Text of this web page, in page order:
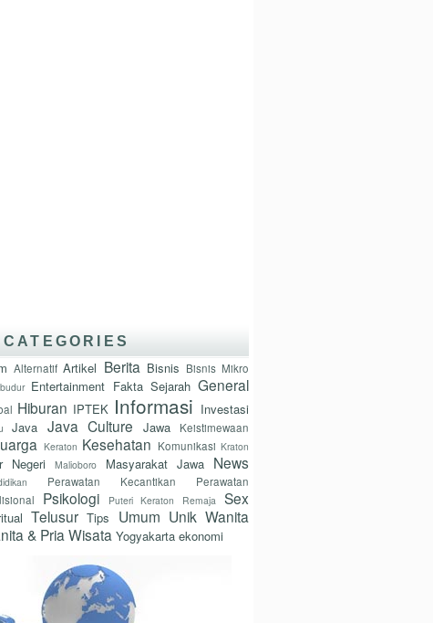
CATEGORIES
Alternatif Artikel Berita Bisnis Bisnis Mikro
Entertainment Fakta Sejarah General
Hiburan IPTEK Informasi Investasi
Java Java Culture Jawa Keistimewaan
Keraton Kesehatan Komunikasi Kraton
Negeri Malioboro Masyarakat Jawa News
Perawatan Kecantikan
Perawatan
Psikologi Puteri Keraton Remaja Sex
Telusur Tips Umum Unik Wanita
& Pria Wisata Yogyakarta ekonomi